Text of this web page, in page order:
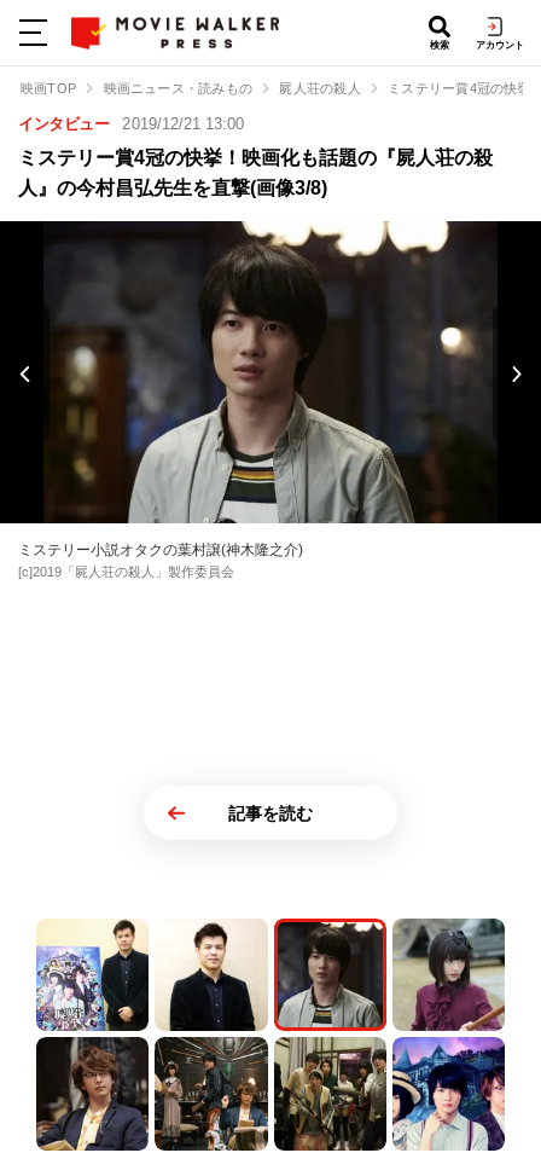
検索 アカウント
映画TOP 映画ニュース・読みもの 屍人荘の殺人 ミステリー賞4冠の快挙
インタビュー 2019/12/21 13:00
ミステリー賞4冠の快挙！映画化も話題の『屍人荘の殺
人』の今村昌弘先生を直撃(画像3/8)
ミステリー小説オタクの葉村譲(神木隆之介)
[c]2019「屍人荘の殺人」製作委員会
記事を読む